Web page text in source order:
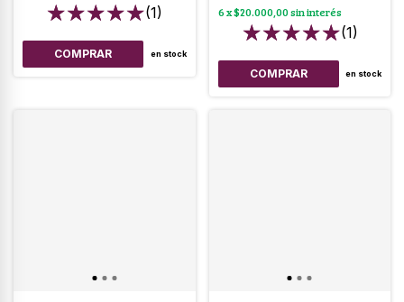
(1)
en stock
6x$20.000,00sin interés
(1)
en stock